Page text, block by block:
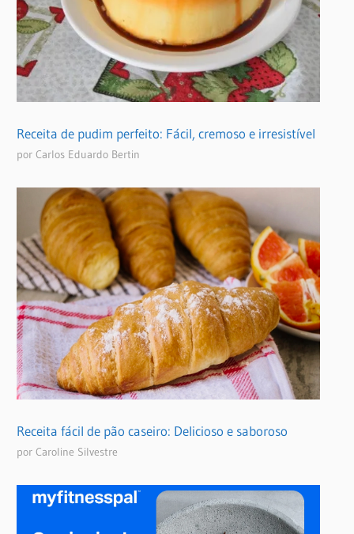
Receita de pudim perfeito: Fácil, cremoso e irresistível
por Carlos Eduardo Bertin
Receita fácil de pão caseiro: Delicioso e saboroso
por Caroline Silvestre